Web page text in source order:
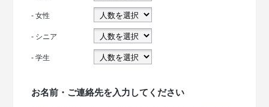
- 女性
- シニア
- 学生
お名前・ご連絡先を入力してください